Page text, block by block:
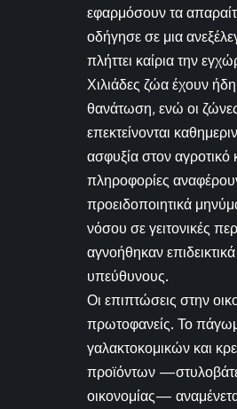
εφαρμόσουν τα
οδήγησε σε μια
πλήττει καίρια την
Χιλιάδες ζώα έχουν
θανάτωση, ενώ οι
επεκτείνονται
ασφυξία στον αγροτικό
πληροφορίες
προειδοποιητικά
νόσου σε γειτονικές
αγνοήθηκαν
υπεύθυνους.
Οι επιπτώσεις στην
πρωτοφανείς. Το
γαλακτοκομικών και
προϊόντων
οικονομίας—